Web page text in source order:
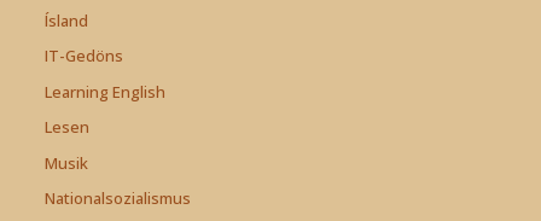
Ísland
IT-Gedöns
Learning English
Lesen
Musik
Nationalsozialismus